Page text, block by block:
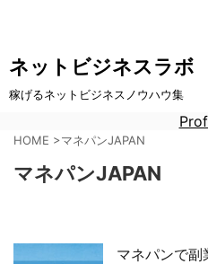
ネットビジネスラボ
稼げるネットビジネスノウハウ集
HOME >マネパンJAPAN
マネパンJAPAN
マネパンで